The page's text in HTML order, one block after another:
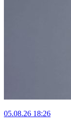
05.08.26 18:26